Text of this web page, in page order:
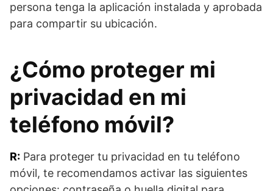
persona tenga la aplicación instalada y aprobada
para compartir su ubicación.
¿Cómo proteger mi
privacidad en mi
teléfono móvil?
R: Para proteger tu privacidad en tu teléfono
móvil, te recomendamos activar las siguientes